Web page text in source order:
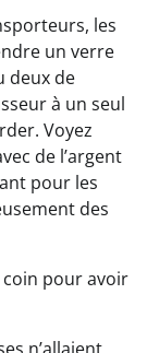
les
un verre
deux de
à un seul
Voyez
de l’argent
pour les
des
coin pour avoir